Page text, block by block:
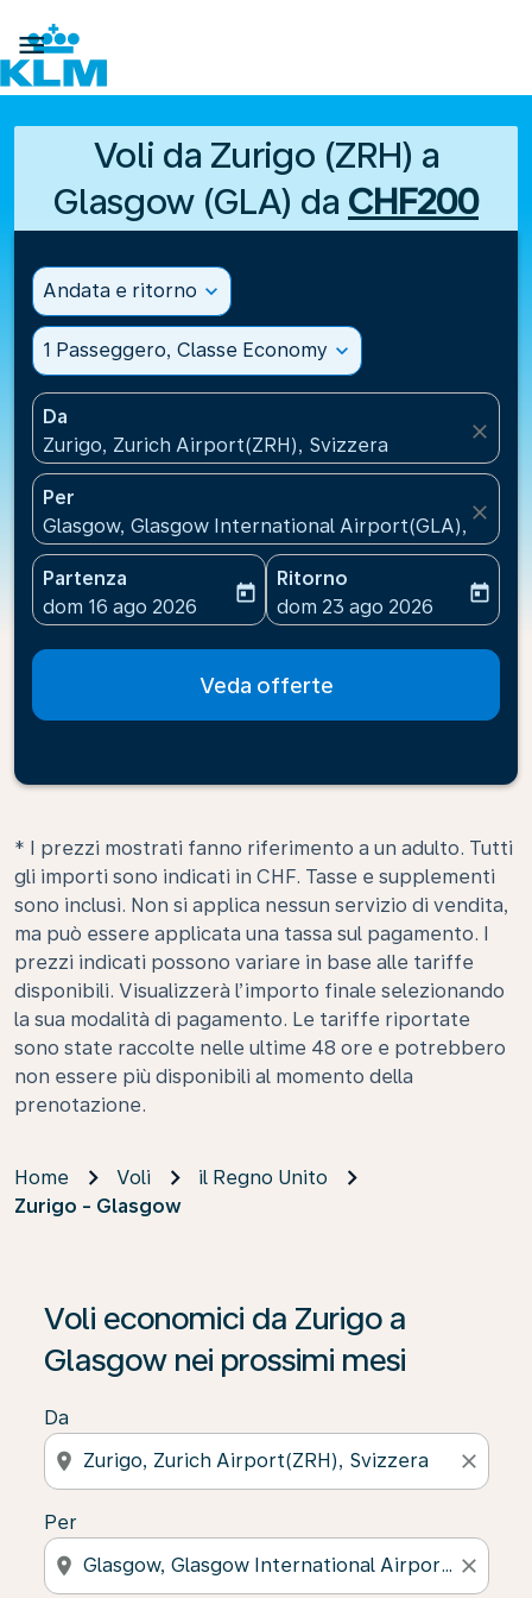

Voli da Zurigo (ZRH) a
Glasgow (GLA) da CHF200
Andata e ritorno expand_more
1 Passeggero, Classe Economy expand_more
Da
Zurigo, Zurich Airport(ZRH), Svizzera
close
Per
Glasgow, Glasgow International Airport(GLA),
close
Partenza
fc-booking-departure-date-aria-label
dom 16 ago 2026
today
Ritorno
fc-booking-return-date-
dom 23 ago 2026
today
Veda offerte
* I prezzi mostrati fanno riferimento a un adulto. Tutti
gli importi sono indicati in CHF. Tasse e supplementi
sono inclusi. Non si applica nessun servizio di vendita,
ma può essere applicata una tassa sul pagamento. I
prezzi indicati possono variare in base alle tariffe
disponibili. Visualizzerà l’importo finale selezionando
la sua modalità di pagamento. Le tariffe riportate
sono state raccolte nelle ultime 48 ore e potrebbero
non essere più disponibili al momento della
prenotazione.
Home Voli
il Regno Unito
Zurigo - Glasgow
Voli economici da Zurigo a
Glasgow nei prossimi mesi
Da
location_on close
Per
location_on close